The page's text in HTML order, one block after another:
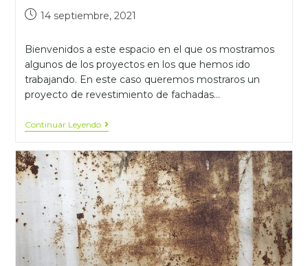
14 septiembre, 2021
Bienvenidos a este espacio en el que os mostramos
algunos de los proyectos en los que hemos ido
trabajando. En este caso queremos mostraros un
proyecto de revestimiento de fachadas…
Continuar Leyendo